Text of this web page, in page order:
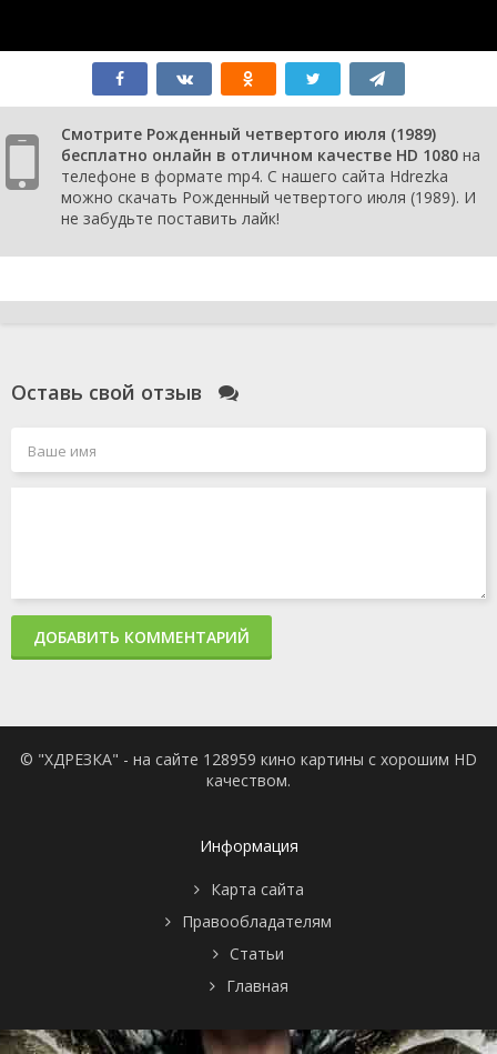
Смотрите Рожденный четвертого июля (1989)
бесплатно онлайн в отличном качестве HD 1080 на
телефоне в формате mp4. С нашего сайта Hdrezka
можно скачать Рожденный четвертого июля (1989). И
не забудьте поставить лайк!
Оставь свой отзыв
ДОБАВИТЬ КОММЕНТАРИЙ
© "ХДРЕЗКА" - на сайте 128959 кино картины с хорошим HD
качеством.
Информация
Карта сайта
Правообладателям
Статьи
Главная